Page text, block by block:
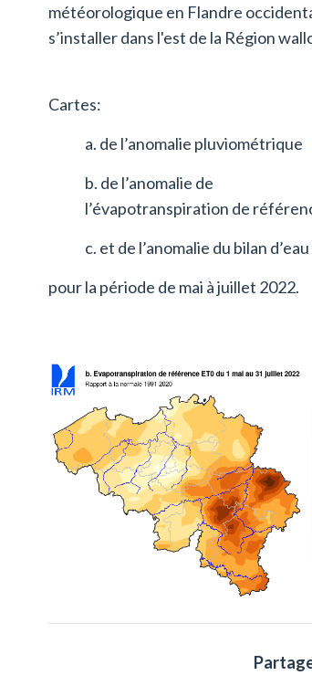
météorologique en Flandre
s’installer dans l'est de la Région
Cartes:
a. de l’anomalie pluviométrique
b. de l’anomalie de
l’évapotranspiration de
c. et de l’anomalie du bilan d’eau
pour la période de mai à juillet 2022.